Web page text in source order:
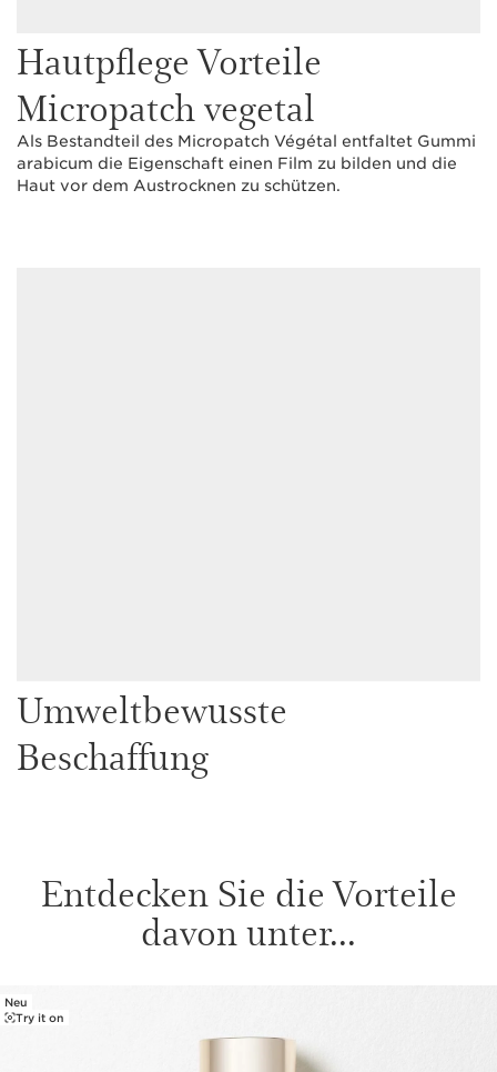
Hautpflege Vorteile
Micropatch vegetal
Als Bestandteil des Micropatch Végétal entfaltet Gummi
arabicum die Eigenschaft einen Film zu bilden und die
Haut vor dem Austrocknen zu schützen.
Umweltbewusste
Beschaffung
Entdecken Sie die Vorteile
davon unter...
WEITER ZUM INHALT
Neu
Try it on